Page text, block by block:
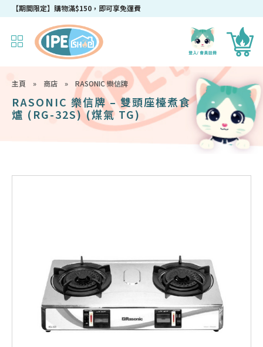
成為IPEshop會員，新會員即可獲得迎新$50購物優惠碼！
主頁 » 商店 » RASONIC 樂信牌
RASONIC 樂信牌 – 雙頭座檯煮食
爐 (RG-32S) (煤氣 TG)